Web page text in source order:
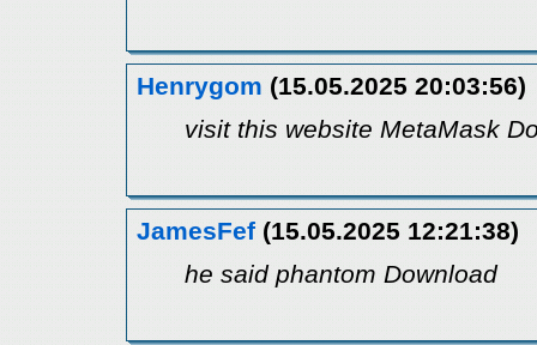
Henrygom (15.05.2025 20:03:56)
visit this website MetaMask
JamesFef (15.05.2025 12:21:38)
he said phantom Download